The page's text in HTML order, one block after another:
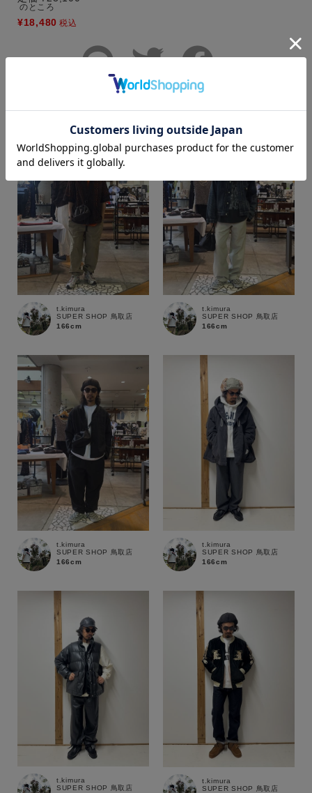
価格
商品タイプ
通常商品 予約商品
セール価格 WEB限定
のところ
¥18,480 税込
その他のコーディネート
t.kimura
SUPER SHOP 鳥取店
166cm
t.kimura
SUPER SHOP 鳥取店
166cm
t.kimura
SUPER SHOP 鳥取店
166cm
t.kimura
SUPER SHOP 鳥取店
166cm
t.kimura
SUPER SHOP 鳥取店
t.kimura
SUPER SHOP 鳥取店